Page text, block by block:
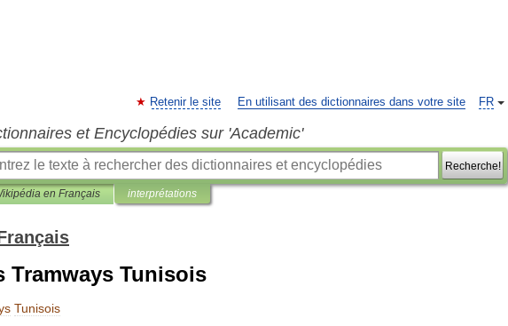
FR
Retenir le site En utilisant des dictionnaires dans votre site
et Encyclopédies sur 'Academic'
Recherche!
en Français interprétations
Tramways Tunisois
Tunisois